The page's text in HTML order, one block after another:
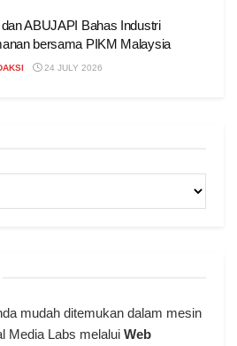
ABUJAPI Bahas Industri
bersama PIKM Malaysia
24 JULY 2026
mudah ditemukan dalam mesin
Media Labs melalui Web